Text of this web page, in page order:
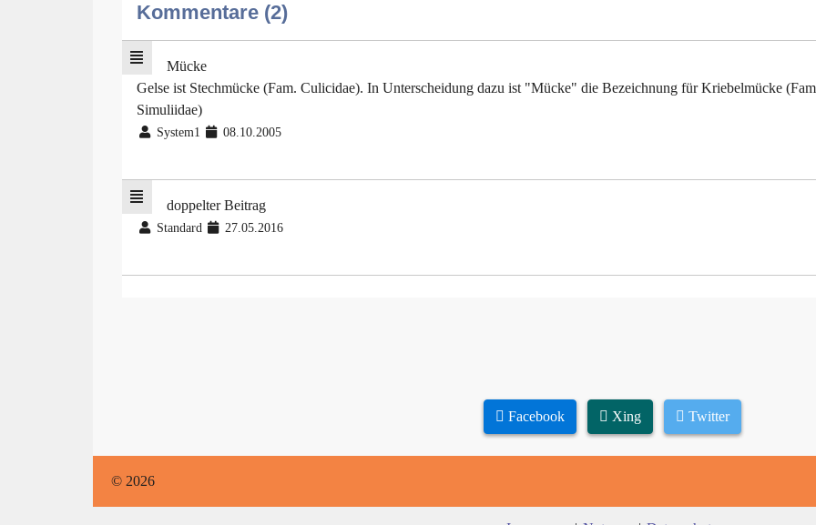
Kommentare (2)
Mücke
Gelse ist Stechmücke (Fam. Culicidae). In Unterscheidung dazu ist "Mücke" die Bezeichnung für Kriebelmücke
Simuliidae)
System1 08.10.2005
doppelter Beitrag
Standard 27.05.2016
Facebook Xing Twitter
© 2026